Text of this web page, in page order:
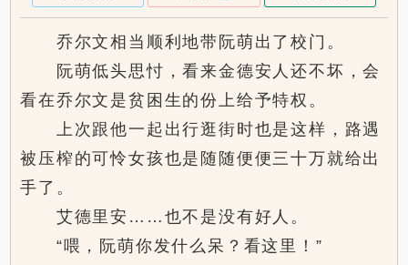
乔尔文相当顺利地带阮萌出了校门。
阮萌低头思忖，看来金德安人还不坏，会
看在乔尔文是贫困生的份上给予特权。
上次跟他一起出行逛街时也是这样，路遇
被压榨的可怜女孩也是随随便便三十万就给出
手了。
艾德里安……也不是没有好人。
“喂，阮萌你发什么呆？看这里！”